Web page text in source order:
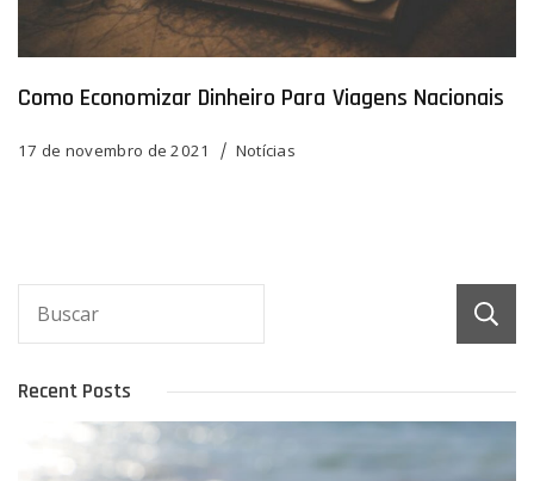
Como Economizar Dinheiro Para Viagens Nacionais
17 de novembro de 2021 Notícias
Recent Posts